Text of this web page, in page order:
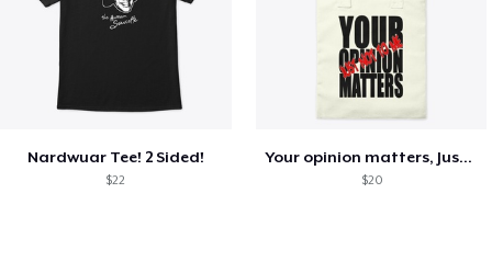
Nardwuar Tee! 2 Sided!
$22
Your opinion matters, Just not to me!
$20